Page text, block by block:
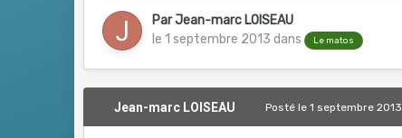
ParJean-marc LOISEAU
le 1 septembre 2013 dans Le matos
Jean-marc LOISEAU Postéle 1 septembre 2013